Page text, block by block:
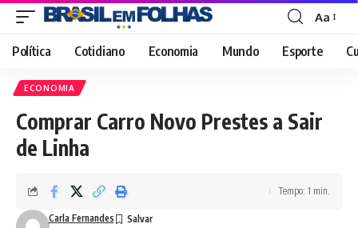
Font
Resizer
Aa
Política Cotidiano Economia Mundo Esporte
ECONOMIA
Comprar Carro Novo Prestes a Sair
de Linha
Carla Fernandes
Tempo: 1 min.